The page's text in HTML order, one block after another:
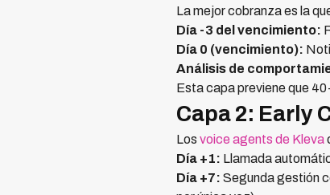
La mejor cobranza es la
Día -3 del vencimiento:
Día 0 (vencimiento):
Análisis de
Esta capa previene que
Capa 2: Early
Los voice agents de Kleva
Día +1: Llamada
Día +7: Segunda gestión